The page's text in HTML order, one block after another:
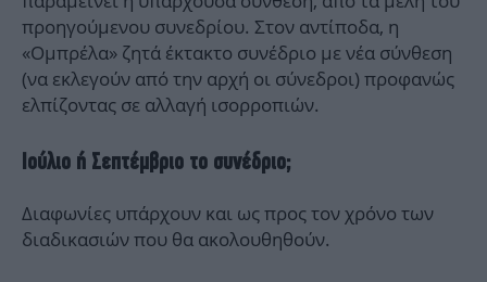
προηγούμενου συνεδρίου. Στον αντίποδα, η
«Ομπρέλα» ζητά έκτακτο συνέδριο με νέα σύνθεση
(να εκλεγούν από την αρχή οι σύνεδροι) προφανώς
ελπίζοντας σε αλλαγή ισορροπιών.
Ιούλιο ή Σεπτέμβριο το συνέδριο;
Διαφωνίες υπάρχουν και ως προς τον χρόνο των
διαδικασιών που θα ακολουθηθούν.